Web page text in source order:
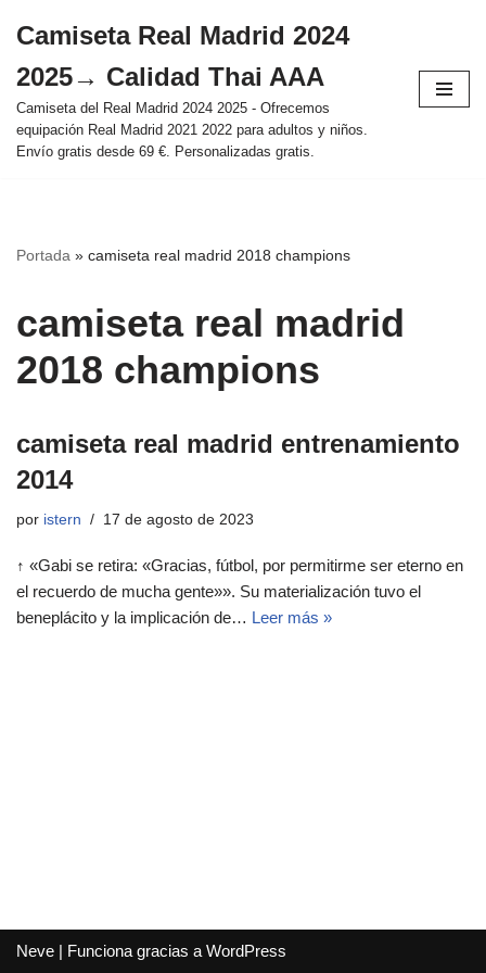
al
contenido
Camiseta Real Madrid 2024
2025→ Calidad Thai AAA
Camiseta del Real Madrid 2024 2025 - Ofrecemos
equipación Real Madrid 2021 2022 para adultos y niños.
Envío gratis desde 69 €. Personalizadas gratis.
Portada » camiseta real madrid 2018 champions
camiseta real madrid
2018 champions
camiseta real madrid entrenamiento
2014
por istern 17 de agosto de 2023
↑ «Gabi se retira: «Gracias, fútbol, por permitirme ser eterno en
el recuerdo de mucha gente»». Su materialización tuvo el
beneplácito y la implicación de… Leer más »
Neve | Funciona gracias a WordPress